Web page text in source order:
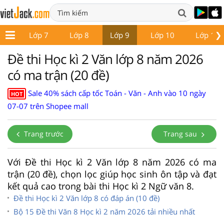
❯
6 Lớp 7 Lớp 8 Lớp 9 Lớp 10 Lớp 11
Đề thi Học kì 2 Văn lớp 8 năm 2026
có ma trận (20 đề)
HOT
Sale 40% sách cấp tốc Toán - Văn - Anh vào 10 ngày
07-07 trên Shopee mall
Trang trước Trang sau
Với Đề thi Học kì 2 Văn lớp 8 năm 2026 có ma
trận (20 đề), chọn lọc giúp học sinh ôn tập và đạt
kết quả cao trong bài thi Học kì 2 Ngữ văn 8.
Đề thi Học kì 2 Văn lớp 8 có đáp án (10 đề)
Bộ 15 Đề thi Văn 8 Học kì 2 năm 2026 tải nhiều nhất